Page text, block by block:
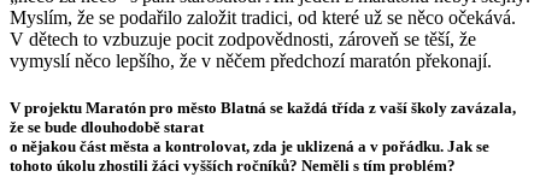
Myslím, že se podařilo založit tradici, od které už se něco očekává.
V dětech to vzbuzuje pocit zodpovědnosti, zároveň se těší, že
vymyslí něco lepšího, že v něčem předchozí maratón překonají.
V projektu Maratón pro město Blatná se každá třída z vaší školy zavázala,
že se bude dlouhodobě starat
o nějakou část města a kontrolovat, zda je uklizená a v pořádku. Jak se
tohoto úkolu zhostili žáci vyšších ročníků? Neměli s tím problém?